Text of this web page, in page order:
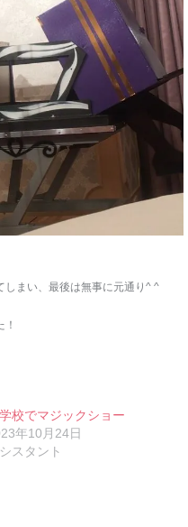
しまい、最後は無事に元通り^ ^
校でマジックショー
年10月24日
スタント